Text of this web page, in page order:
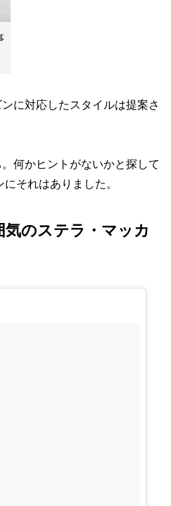
に対応したスタイルは提案さ
何かヒントがないかと探して
それはありました。
のステラ・マッカ